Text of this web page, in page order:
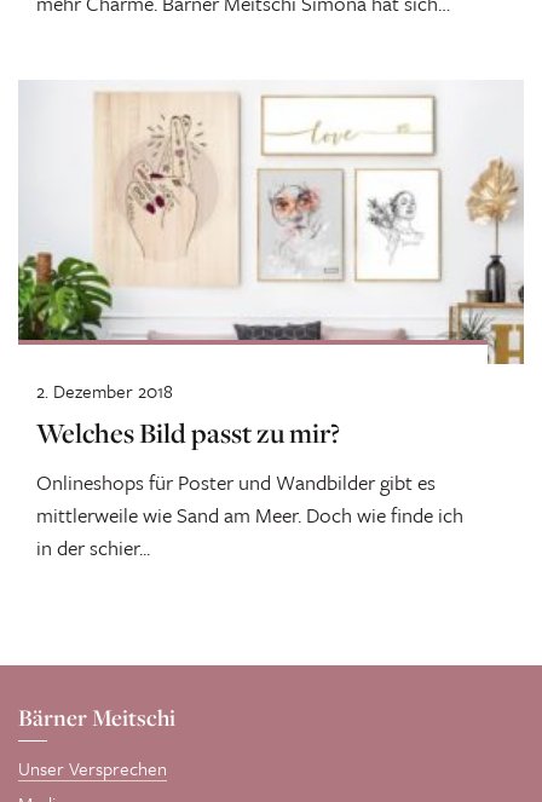
Welches Bild passt zu mir?
Onlineshops für Poster und Wandbilder gibt es
mittlerweile wie Sand am Meer. Doch wie finde ich
in der schier...
2. Dezember 2018
Bärner Meitschi
Unser Versprechen